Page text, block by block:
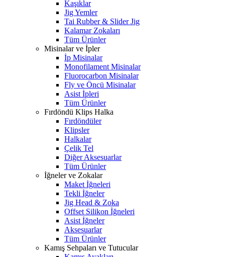
Kaşıklar
Jig Yemler
Tai Rubber & Slider Jig
Kalamar Zokaları
Tüm Ürünler
Misinalar ve İpler
İp Misinalar
Monofilament Misinalar
Fluorocarbon Misinalar
Fly ve Öncü Misinalar
Asist İpleri
Tüm Ürünler
Fırdöndü Klips Halka
Fırdöndüler
Klipsler
Halkalar
Çelik Tel
Diğer Aksesuarlar
Tüm Ürünler
İğneler ve Zokalar
Maket İğneleri
Tekli İğneler
Jig Head & Zoka
Offset Silikon İğneleri
Asist İğneler
Aksesuarlar
Tüm Ürünler
Kamış Sehpaları ve Tutucular